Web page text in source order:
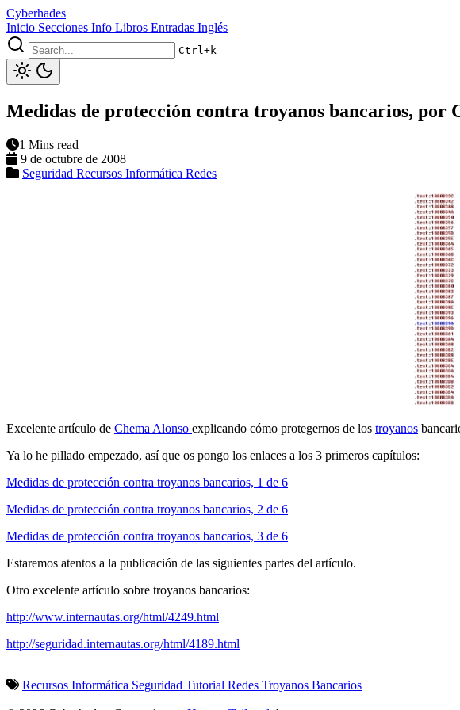
Cyberhades
Inicio Secciones Info Libros Entradas Inglés
Ctrl+k
Medidas de protección contra troyanos bancarios, por
1 Mins read
9 de octubre de 2008
Seguridad Recursos Informática Redes
Excelente artículo de Chema Alonso explicando cómo protegernos de los troyanos
Ya lo he pillado empezado, así que os pongo los enlaces a los 3 primeros capítulos:
Medidas de protección contra troyanos bancarios, 1 de 6
Medidas de protección contra troyanos bancarios, 2 de 6
Medidas de protección contra troyanos bancarios, 3 de 6
Estaremos atentos a la publicación de las siguientes partes del artículo.
Otro excelente artículo sobre troyanos bancarios:
http://www.internautas.org/html/4249.html
http://seguridad.internautas.org/html/4189.html
Recursos Informática Seguridad Tutorial Redes Troyanos Bancarios